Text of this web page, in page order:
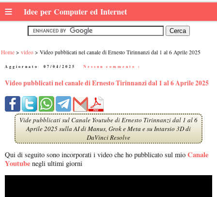
≡ Idee per Computer ed Internet
Home video Video pubblicati nel canale di Ernesto Tirinnanzi dal 1 al 6 Aprile 2025
Aggiornato: 07/04/2025 Nessun commento :
Video pubblicati nel canale di Ernesto Tirinnanzi dal 1 al 6 Aprile 2025
Vide pubblicati sul Canale Youtube di Ernesto Tirinnanzi dal 1 al 6
Aprile 2025 sulla AI di Manus, Grok e Meta e su Intarsio 3D di
DaVinci Resolve
Qui di seguito sono incorporati i video che ho pubblicato sul mio Canale
Youtube negli ultimi giorni